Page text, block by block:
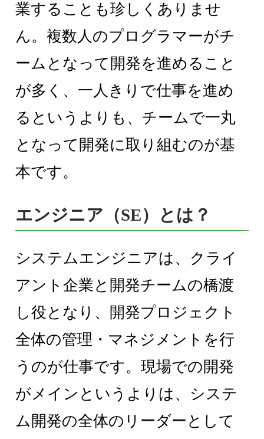
業することも珍しくありませ
ん。複数人のプログラマーがチ
ームとなって開発を進めること
が多く、一人きりで仕事を進め
るというよりも、チームで一丸
となって開発に取り組むのが基
本です。
エンジニア（SE）とは？
システムエンジニアは、クライ
アント企業と開発チームの橋渡
し役となり、開発プロジェクト
全体の管理・マネジメントを行
うのが仕事です。現場での開発
がメインというよりは、システ
ム開発の全体のリーダーとして